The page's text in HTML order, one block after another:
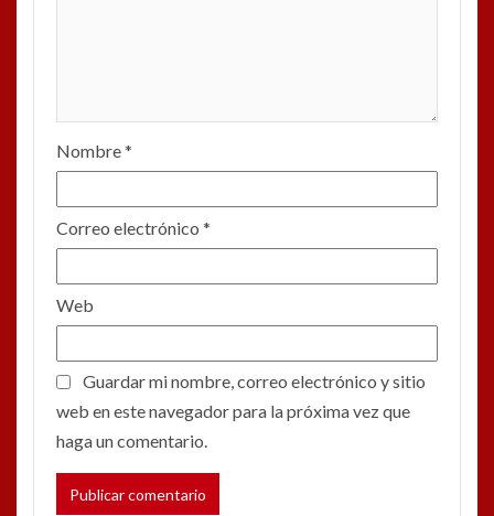
Nombre*
Correo electrónico *
Web
Guardar mi nombre, correo electrónico y sitio
web en este navegador para la próxima vez que
haga un comentario.